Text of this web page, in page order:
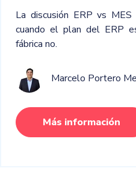
La discusión ERP vs
cuando el plan del ERP
fábrica no.
Marcelo Portero
Más información